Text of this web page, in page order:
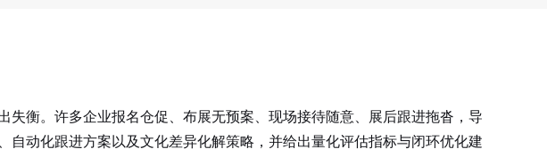
衡。许多企业报名仓促、布展无预案、现场接待随意、展后跟进拖沓，导
动化跟进方案以及文化差异化解策略，并给出量化评估指标与闭环优化建